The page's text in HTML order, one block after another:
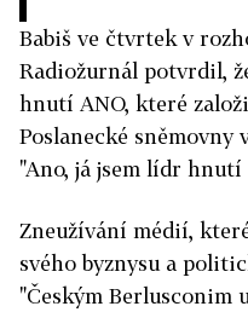
Babiš ve čtvrtek v
Radiožurnál potvrdil,
hnutí ANO, které
Poslanecké
"Ano, já jsem lídr
Zneužívání médií,
svého byznysu a
"Českým Berlusconim